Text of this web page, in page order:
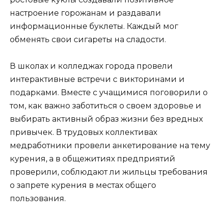
настроение горожанам и раздавали
информационные буклеты. Каждый мог
обменять свои сигареты на сладости.
В школах и колледжах города провели
интерактивные встречи с викторинами и
подарками. Вместе с учащимися поговорили о
том, как важно заботиться о своем здоровье и
выбирать активный образ жизни без вредных
привычек. В трудовых коллективах
медработники провели анкетирование на тему
курения, а в общежитиях предприятий
проверили, соблюдают ли жильцы требования
о запрете курения в местах общего
пользования.